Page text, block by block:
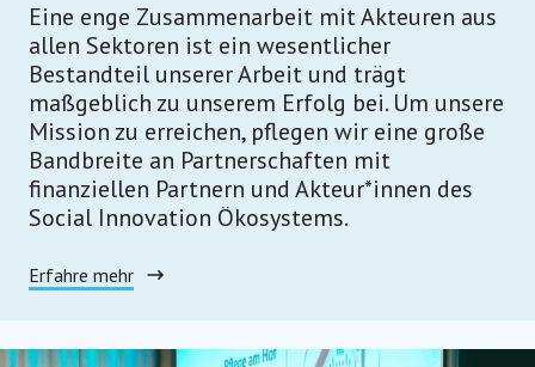
Eine enge Zusammenarbeit mit Akteuren aus
allen Sektoren ist ein wesentlicher
Bestandteil unserer Arbeit und trägt
maßgeblich zu unserem Erfolg bei. Um unsere
Mission zu erreichen, pflegen wir eine große
Bandbreite an Partnerschaften mit
finanziellen Partnern und Akteur*innen des
Social Innovation Ökosystems.
Erfahre mehr